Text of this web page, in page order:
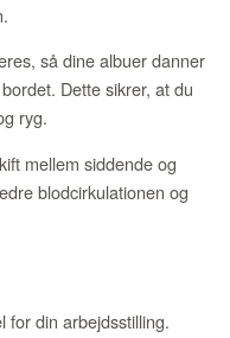
så dine albuer danner
Dette sikrer, at du
ryg.
mellem siddende og
blodcirkulationen og
for din arbejdsstilling.